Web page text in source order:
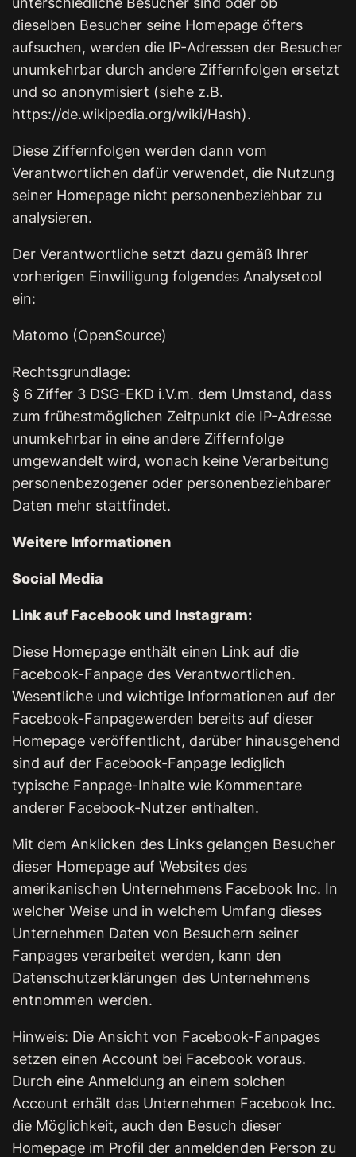
dieselben Besucher seine Homepage öfters
aufsuchen, werden die IP-Adressen der Besucher
unumkehrbar durch andere Ziffernfolgen ersetzt
und so anonymisiert (siehe z.B.
https://de.wikipedia.org/wiki/Hash).
Diese Ziffernfolgen werden dann vom
Verantwortlichen dafür verwendet, die Nutzung
seiner Homepage nicht personenbeziehbar zu
analysieren.
Der Verantwortliche setzt dazu gemäß Ihrer
vorherigen Einwilligung folgendes Analysetool
ein:
Matomo (OpenSource)
Rechtsgrundlage:
§ 6 Ziffer 3 DSG-EKD i.V.m. dem Umstand, dass
zum frühestmöglichen Zeitpunkt die IP-Adresse
unumkehrbar in eine andere Ziffernfolge
umgewandelt wird, wonach keine Verarbeitung
personenbezogener oder personenbeziehbarer
Daten mehr stattfindet.
Weitere Informationen
Social Media
Link auf Facebook und Instagram:
Diese Homepage enthält einen Link auf die
Facebook-Fanpage des Verantwortlichen.
Wesentliche und wichtige Informationen auf der
Facebook-Fanpagewerden bereits auf dieser
Homepage veröffentlicht, darüber hinausgehend
sind auf der Facebook-Fanpage lediglich
typische Fanpage-Inhalte wie Kommentare
anderer Facebook-Nutzer enthalten.
Mit dem Anklicken des Links gelangen Besucher
dieser Homepage auf Websites des
amerikanischen Unternehmens Facebook Inc. In
welcher Weise und in welchem Umfang dieses
Unternehmen Daten von Besuchern seiner
Fanpages verarbeitet werden, kann den
Datenschutzerklärungen des Unternehmens
entnommen werden.
Hinweis: Die Ansicht von Facebook-Fanpages
setzen einen Account bei Facebook voraus.
Durch eine Anmeldung an einem solchen
Account erhält das Unternehmen Facebook Inc.
die Möglichkeit, auch den Besuch dieser
Homepage im Profil der anmeldenden Person zu